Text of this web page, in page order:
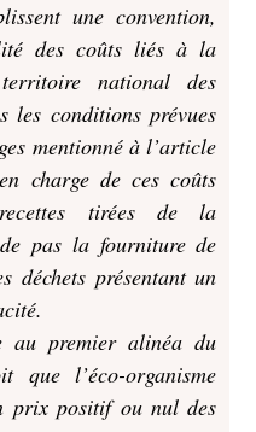
une convention,
des coûts liés à la
national des
les conditions prévues
mentionné à l’article
charge de ces coûts
tirées de la
pas la fourniture de
déchets présentant un
au premier alinéa du
que l’éco-organisme
prix positif ou nul des